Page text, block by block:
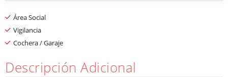
Área Social
Vigilancia
Cochera / Garaje
Descripción Adicional